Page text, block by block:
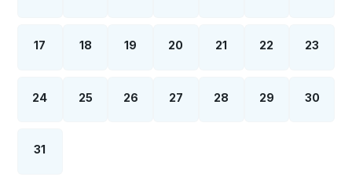
17 18 19 20 21 22 23
24 25 26 27 28 29 30
31